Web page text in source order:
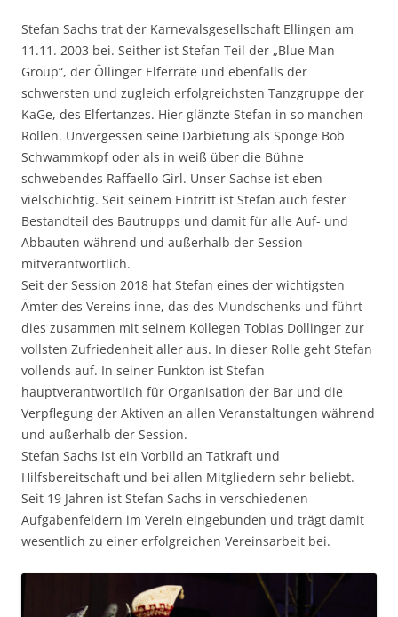
Stefan Sachs trat der Karnevalsgesellschaft Ellingen am
11.11. 2003 bei. Seither ist Stefan Teil der „Blue Man
Group“, der Öllinger Elferräte und ebenfalls der
schwersten und zugleich erfolgreichsten Tanzgruppe der
KaGe, des Elfertanzes. Hier glänzte Stefan in so manchen
Rollen. Unvergessen seine Darbietung als Sponge Bob
Schwammkopf oder als in weiß über die Bühne
schwebendes Raffaello Girl. Unser Sachse ist eben
vielschichtig. Seit seinem Eintritt ist Stefan auch fester
Bestandteil des Bautrupps und damit für alle Auf- und
Abbauten während und außerhalb der Session
mitverantwortlich.
Seit der Session 2018 hat Stefan eines der wichtigsten
Ämter des Vereins inne, das des Mundschenks und führt
dies zusammen mit seinem Kollegen Tobias Dollinger zur
vollsten Zufriedenheit aller aus. In dieser Rolle geht Stefan
vollends auf. In seiner Funkton ist Stefan
hauptverantwortlich für Organisation der Bar und die
Verpflegung der Aktiven an allen Veranstaltungen während
und außerhalb der Session.
Stefan Sachs ist ein Vorbild an Tatkraft und
Hilfsbereitschaft und bei allen Mitgliedern sehr beliebt.
Seit 19 Jahren ist Stefan Sachs in verschiedenen
Aufgabenfeldern im Verein eingebunden und trägt damit
wesentlich zu einer erfolgreichen Vereinsarbeit bei.